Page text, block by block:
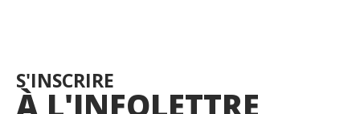
S'INSCRIRE
À L'INFOLETTRE